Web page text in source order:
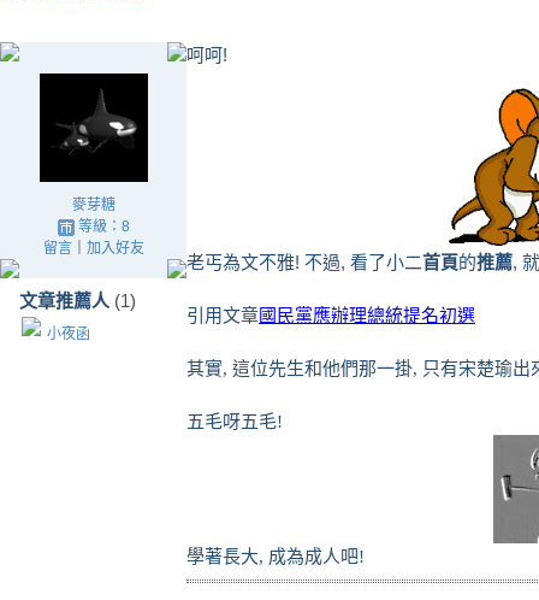
麥芽糖
等級：8
留言｜ 加入好友
文章推薦人 (1)
小夜函
呵呵!
老丐為文不雅! 不過, 看了小二首頁的推薦,
引用文章國民黨應辦理總統提名初選
其實, 這位先生和他們那一掛, 只有宋楚瑜出
五毛呀五毛!
學著長大, 成為成人吧!